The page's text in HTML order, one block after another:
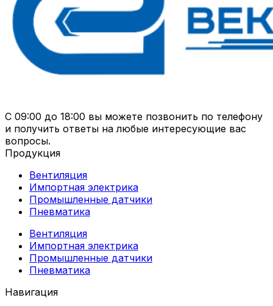
С 09:00 до 18:00 вы можете позвонить по телефону
и получить ответы на любые интересующие вас
вопросы.
Продукция
Вентиляция
Импортная электрика
Промышленные датчики
Пневматика
Вентиляция
Импортная электрика
Промышленные датчики
Пневматика
Навигация